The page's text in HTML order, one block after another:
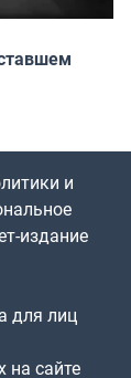
и
издание
для лиц
на сайте